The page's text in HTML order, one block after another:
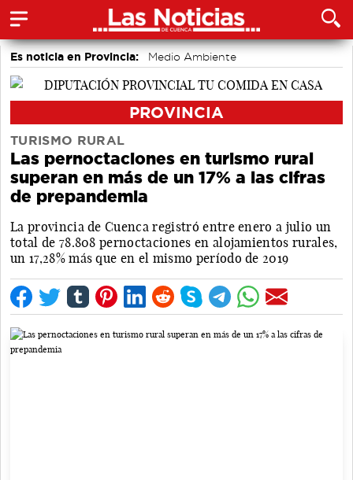
Es noticia en Provincia:
Medio Ambiente
accidentes laborales
PROVINCIA
TURISMO RURAL
Las pernoctaciones en turismo rural
superan en más de un 17% a las cifras
de prepandemia
La provincia de Cuenca registró entre enero a julio un
total de 78.808 pernoctaciones en alojamientos rurales,
un 17,28% más que en el mismo período de 2019